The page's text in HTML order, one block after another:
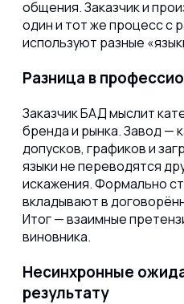
общения. Заказчик и
один и тот же процесс с
используют разные
Разница в
Заказчик БАД мыслит
бренда и рынка. Завод —
допусков, графиков и
языки не переводятся
искажения. Формально
вкладывают в
Итог — взаимные
виновника.
Несинхронные
результату